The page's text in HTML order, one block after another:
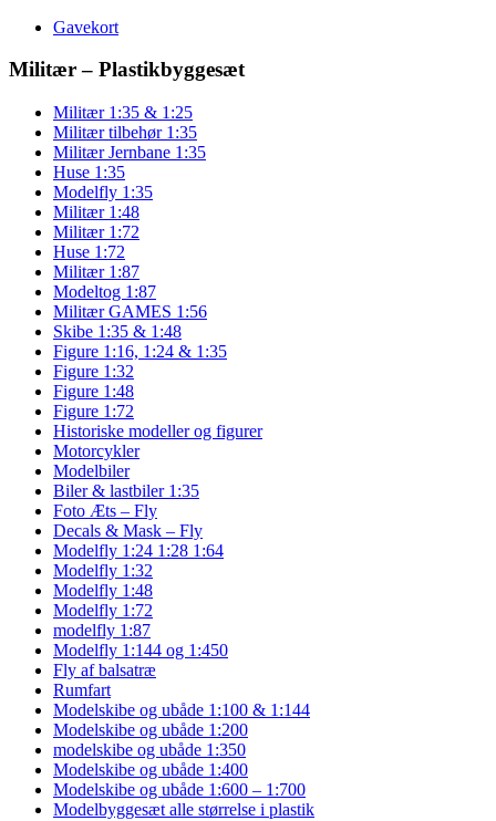
Gavekort
Militær – Plastikbyggesæt
Militær 1:35 & 1:25
Militær tilbehør 1:35
Militær Jernbane 1:35
Huse 1:35
Modelfly 1:35
Militær 1:48
Militær 1:72
Huse 1:72
Militær 1:87
Modeltog 1:87
Militær GAMES 1:56
Skibe 1:35 & 1:48
Figure 1:16, 1:24 & 1:35
Figure 1:32
Figure 1:48
Figure 1:72
Historiske modeller og figurer
Motorcykler
Modelbiler
Biler & lastbiler 1:35
Foto Æts – Fly
Decals & Mask – Fly
Modelfly 1:24 1:28 1:64
Modelfly 1:32
Modelfly 1:48
Modelfly 1:72
modelfly 1:87
Modelfly 1:144 og 1:450
Fly af balsatræ
Rumfart
Modelskibe og ubåde 1:100 & 1:144
Modelskibe og ubåde 1:200
modelskibe og ubåde 1:350
Modelskibe og ubåde 1:400
Modelskibe og ubåde 1:600 – 1:700
Modelbyggesæt alle størrelse i plastik